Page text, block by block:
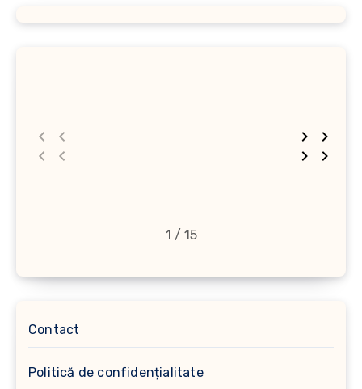
1 / 15
Contact
Politică de confidențialitate